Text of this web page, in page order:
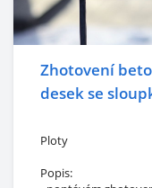
Zhotovení
desek se
Ploty
Popis: